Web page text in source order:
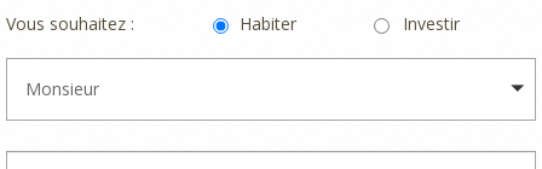
Vous souhaitez : Habiter Investir
Monsieur